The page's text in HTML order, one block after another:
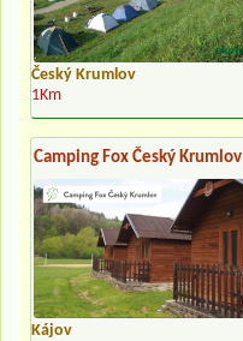
Český Krumlov
1Km
Camping Fox Český Krumlov
Kájov